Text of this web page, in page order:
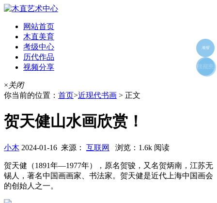
网站首页
木直美育
考级中心
历代作品
视频分享
×关闭
你当前的位置： 首页>近现代书画 > 正文
贺天健山水画欣赏！
小木 2024-01-16 来源： 互联网 浏览：1.6k 阅读
贺天健（1891年—1977年），原名贺骏，又名贺炳南，江苏无
锡人，著名中国画画家、书法家。贺天健是近代上海中国画会
的创始人之一。
海报
好友
朋友圈
收藏夹